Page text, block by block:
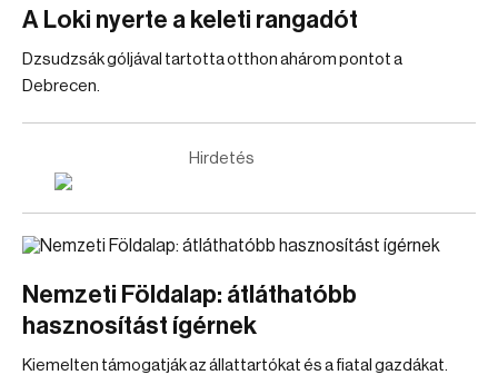
A Loki nyerte a keleti rangadót
Dzsudzsák góljával tartotta otthon ahárom pontot a
Debrecen.
Hirdetés
Nemzeti Földalap: átláthatóbb
hasznosítást ígérnek
Kiemelten támogatják az állattartókat és a fiatal gazdákat.